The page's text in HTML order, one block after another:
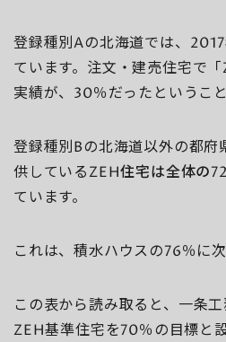
登録種別Aの北海道では、
ています。注文・建売住宅で
実績が、30％だったということ
登録種別Bの北海道以外の都府
供しているZEH住宅は全体の
ています。
これは、積水ハウスの76％に
この表から読み取ると、一条
ZEH基準住宅を70％の目標と